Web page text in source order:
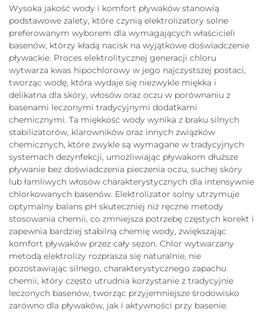
Wysoka jakość wody i komfort pływaków stanowią
podstawowe zalety, które czynią elektrolizatory solne
preferowanym wyborem dla wymagających właścicieli
basenów, którzy kładą nacisk na wyjątkowe doświadczenie
pływackie. Proces elektrolitycznej generacji chloru
wytwarza kwas hipochlorowy w jego najczystszej postaci,
tworząc wodę, która wydaje się niezwykle miękka i
delikatna dla skóry, włosów oraz oczu w porównaniu z
basenami leczonymi tradycyjnymi dodatkami
chemicznymi. Ta miękkość wody wynika z braku silnych
stabilizatorów, klarowników oraz innych związków
chemicznych, które zwykle są wymagane w tradycyjnych
systemach dezynfekcji, umożliwiając pływakom dłuższe
pływanie bez doświadczenia pieczenia oczu, suchej skóry
lub łamliwych włosów charakterystycznych dla intensywnie
chlorkowanych basenów. Elektrolizator solny utrzymuje
optymalny balans pH skuteczniej niż ręczne metody
stosowania chemii, co zmniejsza potrzebę częstych korekt i
zapewnia bardziej stabilną chemię wody, zwiększając
komfort pływaków przez cały sezon. Chlor wytwarzany
metodą elektrolizy rozprasza się naturalnie, nie
pozostawiając silnego, charakterystycznego zapachu
chemii, który często utrudnia korzystanie z tradycyjnie
leczonych basenów, tworząc przyjemniejsze środowisko
zarówno dla pływaków, jak i aktywności przy basenie.